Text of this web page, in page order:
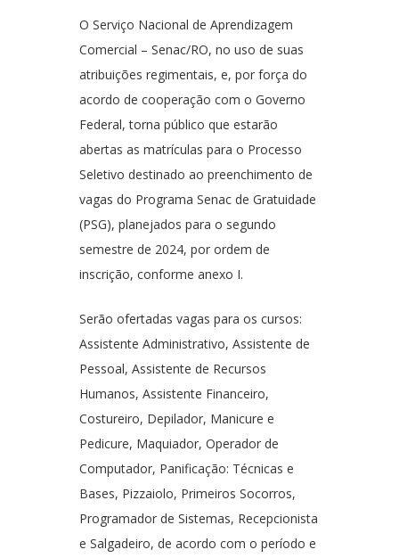
O Serviço Nacional de Aprendizagem
Comercial – Senac/RO, no uso de suas
atribuições regimentais, e, por força do
acordo de cooperação com o Governo
Federal, torna público que estarão
abertas as matrículas para o Processo
Seletivo destinado ao preenchimento de
vagas do Programa Senac de Gratuidade
(PSG), planejados para o segundo
semestre de 2024, por ordem de
inscrição, conforme anexo I.
Serão ofertadas vagas para os cursos:
Assistente Administrativo, Assistente de
Pessoal, Assistente de Recursos
Humanos, Assistente Financeiro,
Costureiro, Depilador, Manicure e
Pedicure, Maquiador, Operador de
Computador, Panificação: Técnicas e
Bases, Pizzaiolo, Primeiros Socorros,
Programador de Sistemas, Recepcionista
e Salgadeiro, de acordo com o período e